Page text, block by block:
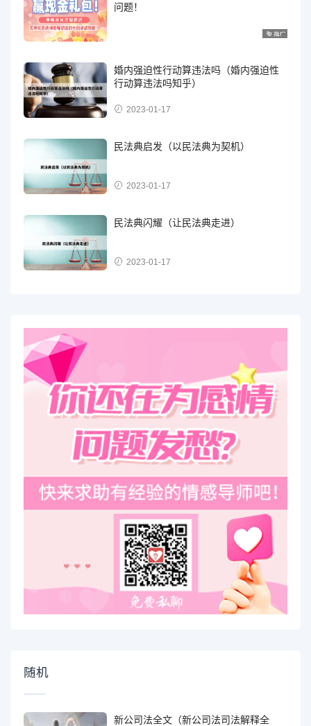
问题！
婚内强迫性行动算违法吗（婚内强迫性
行动算违法吗知乎）
2023-01-17
民法典启发（以民法典为契机）
2023-01-17
民法典闪耀（让民法典走进）
2023-01-17
随机
新公司法全文（新公司法司法解释全